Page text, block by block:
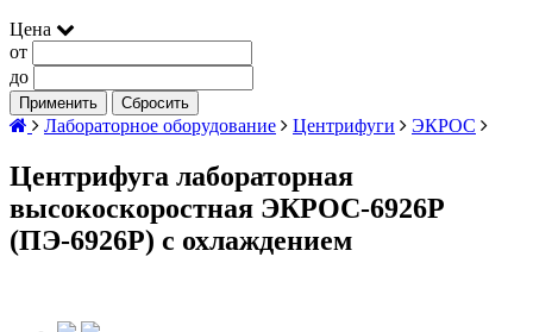
Цена
от
до
Применить Сбросить
Лабораторное оборудование Центрифуги ЭКРОС
Центрифуга лабораторная
высокоскоростная ЭКРОС-6926Р
(ПЭ-6926Р) с охлаждением